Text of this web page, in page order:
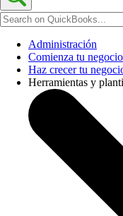
Administración
Comienza tu negocio
Haz crecer tu
Herramientas y